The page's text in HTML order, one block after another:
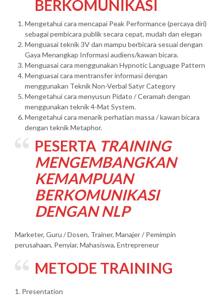
BERKOMUNIKASI
Mengetahui cara mencapai Peak Performance (percaya diri)
sebagai pembicara publik secara cepat, mudah dan elegan
Menguasai teknik 3V dan mampu berbicara sesuai dengan
Gaya Menangkap Informasi audiens/kawan bicara.
Menguasai cara menggunakan Hypnotic Language Pattern
Menguasai cara mentransfer informasi dengan
menggunakan Teknik Non-Verbal Satyr Category
Mengetahui cara menyusun Pidato / Ceramah dengan
menggunakan teknik 4-Mat System.
Mengetahui cara menarik perhatian massa / kawan bicara
dengan teknik Metaphor.
PESERTA TRAINING
MENGEMBANGKAN
KEMAMPUAN
BERKOMUNIKASI
DENGAN NLP
Marketer, Guru / Dosen, Trainer, Manajer / Pemimpin
perusahaan, Penyiar, Mahasiswa, Entrepreneur
METODE TRAINING
1. Presentation